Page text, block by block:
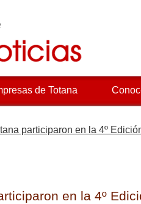
de Totana
participaron en la 4º
en la 4º